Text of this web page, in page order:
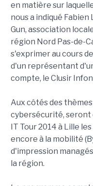
en matière sur
nous a indiqué Fabien
Gun, association
région Nord Pas-de-
s'exprimer au cours
d'un représentant
compte, le Clusir
Aux côtés des
cybersécurité, seront
IT Tour 2014 à Lille
encore à la mobilité
d'impression
la région.